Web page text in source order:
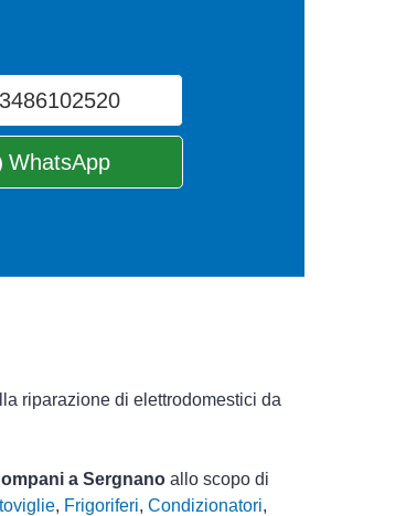
3486102520
WhatsApp
riparazione di elettrodomestici da
a Sergnano allo scopo di
, Frigoriferi, Condizionatori,